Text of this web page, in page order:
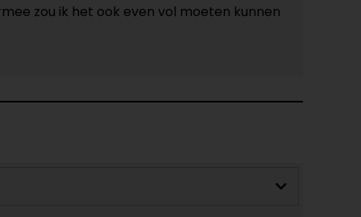
zou ik het ook even vol moeten kunnen